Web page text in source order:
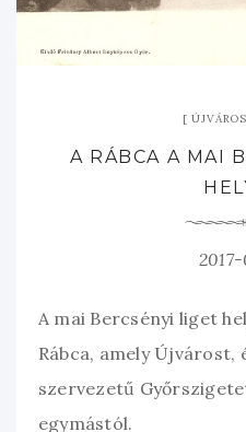
A RÁBCA A MAI
A mai Bercsényi liget
Rábca, amely Újvárost,
szervezetű
egymástól.